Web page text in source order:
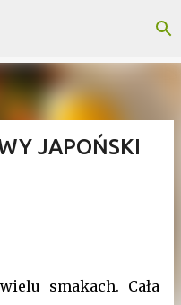
zawartości
JAPOŃSKI
smakach. Cała